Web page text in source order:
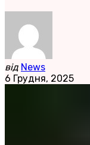
від News
6 Грудня, 2025